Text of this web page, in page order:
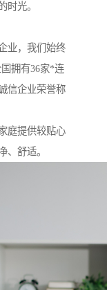
时光。
业，我们始终
拥有36家*连
信企业荣誉称
庭提供较贴心
、舒适。